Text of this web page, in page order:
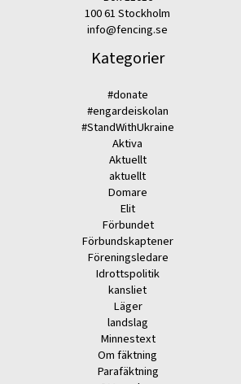
100 61 Stockholm
info@fencing.se
Kategorier
#donate
#engardeiskolan
#StandWithUkraine
Aktiva
Aktuellt
aktuellt
Domare
Elit
Förbundet
Förbundskaptener
Föreningsledare
Idrottspolitik
kansliet
Läger
landslag
Minnestext
Om fäktning
Parafäktning